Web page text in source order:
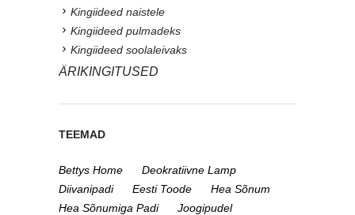
Kingiideed naistele
Kingiideed pulmadeks
Kingiideed soolaleivaks
ÄRIKINGITUSED
TEEMAD
Bettys Home
Deokratiivne Lamp
Diivanipadi
Eesti Toode
Hea Sõnum
Hea Sõnumiga Padi
Joogipudel